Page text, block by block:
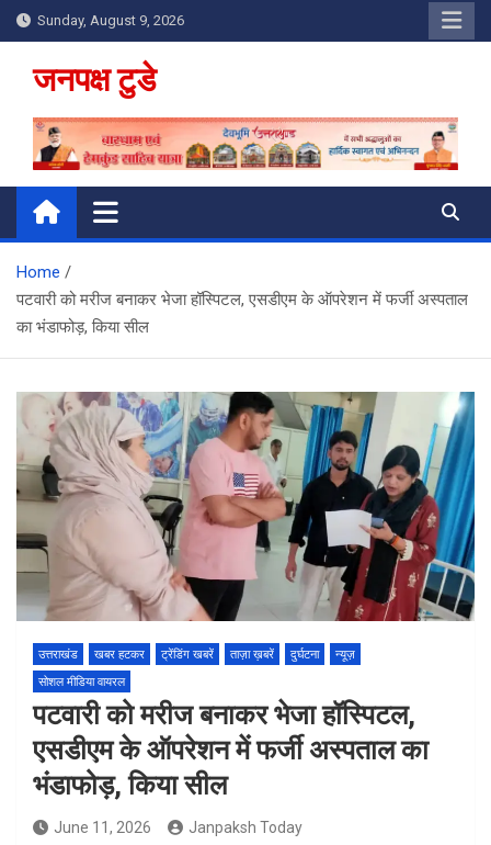
Skip
to
content
Sunday, August 9, 2026
जनपक्ष टुडे
Home
पटवारी को मरीज बनाकर भेजा हॉस्पिटल, एसडीएम के ऑपरेशन में फर्जी अस्पताल
का भंडाफोड़, किया सील
उत्तराखंड खबर हटकर ट्रेंडिंग खबरें ताज़ा ख़बरें दुर्घटना
न्यूज़
सोशल मीडिया वायरल
पटवारी को मरीज बनाकर भेजा हॉस्पिटल,
एसडीएम के ऑपरेशन में फर्जी अस्पताल का
भंडाफोड़, किया सील
June 11, 2026 Janpaksh Today